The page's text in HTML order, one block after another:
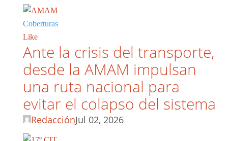
Coberturas
Like
Ante la crisis del transporte,
desde la AMAM impulsan
una ruta nacional para
evitar el colapso del sistema
RedacciónJul 02, 2026